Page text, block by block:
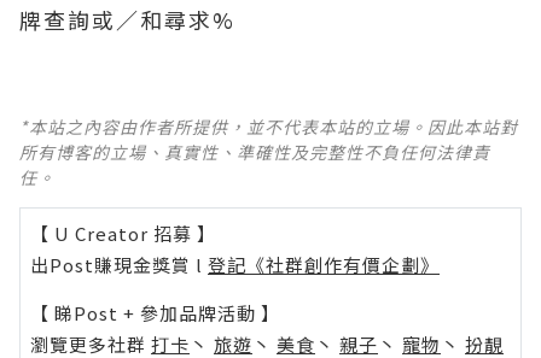
牌查詢或∕和尋求%
*本站之內容由作者所提供，並不代表本站的立場。因此本站對
所有博客的立場、真實性、準確性及完整性不負任何法律責
任。
【 U Creator 招募 】
出Post賺現金獎賞 l 登記《社群創作有價企劃》
【 睇Post + 參加品牌活動 】
瀏覽更多社群 打卡 丶 旅遊 丶 美食 丶 親子 丶 寵物 丶 扮靚